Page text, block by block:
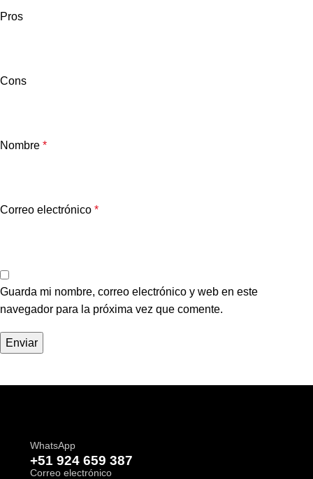
Pros
Cons
Nombre *
Correo electrónico *
Guarda mi nombre, correo electrónico y web en este
navegador para la próxima vez que comente.
WhatsApp
+51 924 659 387
Correo electrónico